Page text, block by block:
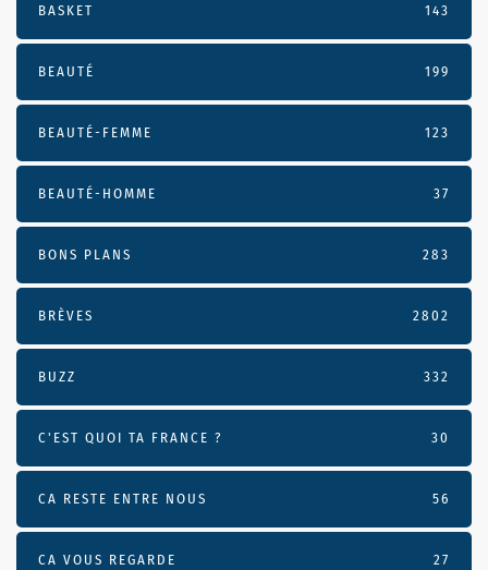
BASKET 143
BEAUTÉ 199
BEAUTÉ-FEMME 123
BEAUTÉ-HOMME 37
BONS PLANS 283
BRÈVES 2802
BUZZ 332
C'EST QUOI TA FRANCE ? 30
CA RESTE ENTRE NOUS 56
CA VOUS REGARDE 27